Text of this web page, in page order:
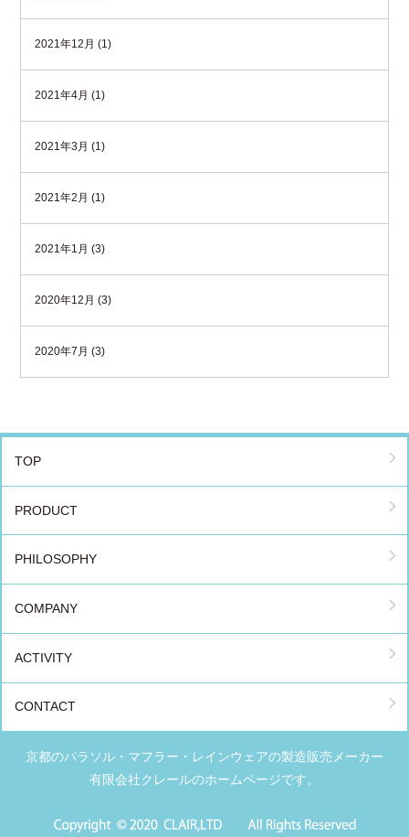
2021年12月 (1)
2021年4月 (1)
2021年3月 (1)
2021年2月 (1)
2021年1月 (3)
2020年12月 (3)
2020年7月 (3)
TOP
PRODUCT
PHILOSOPHY
COMPANY
ACTIVITY
CONTACT
京都のパラソル・マフラー・レインウェアの製造販売メーカー
有限会社クレールのホームページです。